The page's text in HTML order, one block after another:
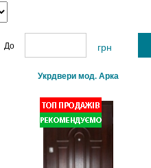
До грн
Укрдвери мод. Арка